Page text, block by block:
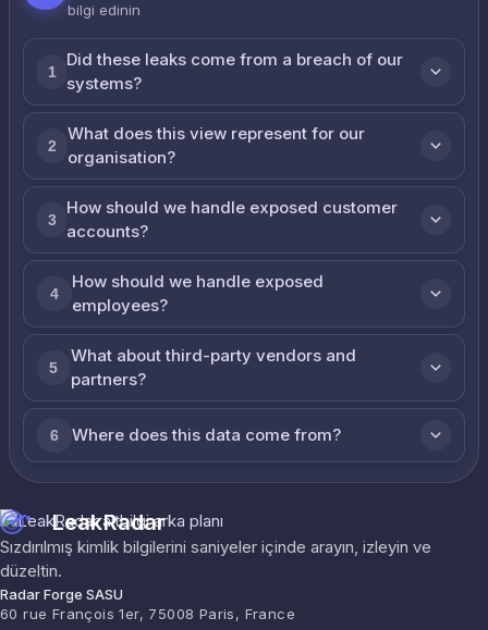
bilgi edinin
1
Did these leaks come from a breach of our
systems?
2
What does this view represent for our
organisation?
3
How should we handle exposed customer
accounts?
4
How should we handle exposed
employees?
5
What about third-party vendors and
partners?
6 Where does this data come from?
LeakRadar
Sızdırılmış kimlik bilgilerini saniyeler içinde arayın, izleyin ve
düzeltin.
Radar Forge SASU
60 rue François 1er, 75008 Paris, France